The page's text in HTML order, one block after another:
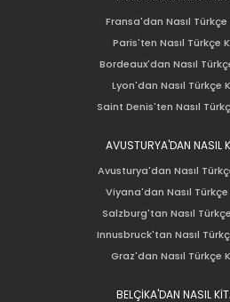
Fransa'dan Nasıl Türkçe
Paris'ten Nasıl Türkçe
Bordeaux'dan Nasıl
Lyon'dan Nasıl Türkçe
Saint Denis'ten Nasıl
AVUSTURYA'DAN NASIL
Avusturya'dan Nasıl
Viyana'dan Nasıl Türkçe
Salzburg'tan Nasıl
Innusbruck'tan Nasıl
Graz'dan Nasıl Türkçe
BELÇİKA'DAN NASIL